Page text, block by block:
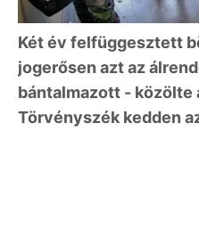
Két év felfüggesztett
jogerősen azt az
bántalmazott - közölte
Törvényszék kedden